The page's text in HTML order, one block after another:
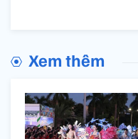
Xem thêm